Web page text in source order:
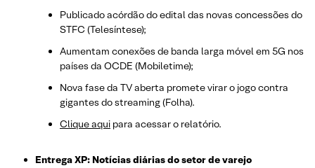
Publicado acórdão do edital das novas concessões do
STFC (Telesíntese);
Aumentam conexões de banda larga móvel em 5G nos
países da OCDE (Mobiletime);
Nova fase da TV aberta promete virar o jogo contra
gigantes do streaming (Folha).
Clique aqui para acessar o relatório.
Entrega XP: Notícias diárias do setor de varejo